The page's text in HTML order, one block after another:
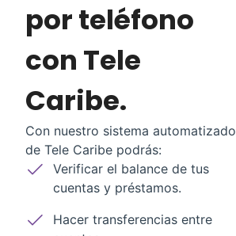
por teléfono
con Tele
Caribe.
Con nuestro sistema automatizado
de Tele Caribe podrás:
Verificar el balance de tus
cuentas y préstamos.
Hacer transferencias entre